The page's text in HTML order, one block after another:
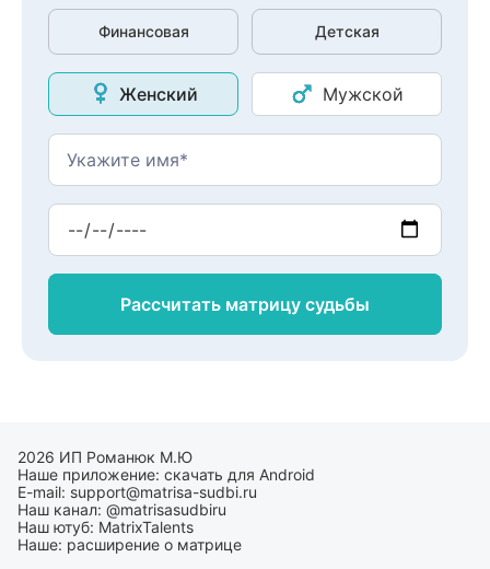
Финансовая Детская
Женский Мужской
Рассчитать матрицу судьбы
2026 ИП Романюк М.Ю
Наше приложение: скачать для Android
E-mail: support@matrisa-sudbi.ru
Наш канал: @matrisasudbiru
Наш ютуб: MatrixTalents
Наше: расширение о матрице